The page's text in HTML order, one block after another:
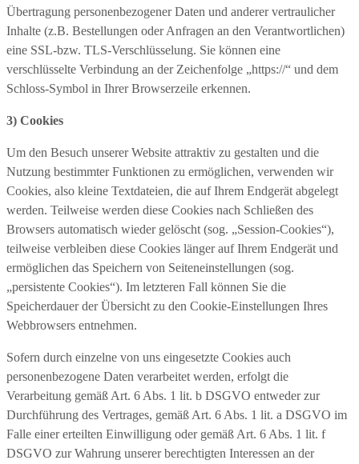
Übertragung personenbezogener Daten und anderer vertraulicher
Inhalte (z.B. Bestellungen oder Anfragen an den Verantwortlichen)
eine SSL-bzw. TLS-Verschlüsselung. Sie können eine
verschlüsselte Verbindung an der Zeichenfolge „https://“ und dem
Schloss-Symbol in Ihrer Browserzeile erkennen.
3) Cookies
Um den Besuch unserer Website attraktiv zu gestalten und die
Nutzung bestimmter Funktionen zu ermöglichen, verwenden wir
Cookies, also kleine Textdateien, die auf Ihrem Endgerät abgelegt
werden. Teilweise werden diese Cookies nach Schließen des
Browsers automatisch wieder gelöscht (sog. „Session-Cookies“),
teilweise verbleiben diese Cookies länger auf Ihrem Endgerät und
ermöglichen das Speichern von Seiteneinstellungen (sog.
„persistente Cookies“). Im letzteren Fall können Sie die
Speicherdauer der Übersicht zu den Cookie-Einstellungen Ihres
Webbrowsers entnehmen.
Sofern durch einzelne von uns eingesetzte Cookies auch
personenbezogene Daten verarbeitet werden, erfolgt die
Verarbeitung gemäß Art. 6 Abs. 1 lit. b DSGVO entweder zur
Durchführung des Vertrages, gemäß Art. 6 Abs. 1 lit. a DSGVO im
Falle einer erteilten Einwilligung oder gemäß Art. 6 Abs. 1 lit. f
DSGVO zur Wahrung unserer berechtigten Interessen an der